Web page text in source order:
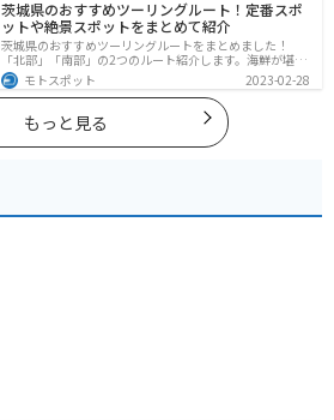
茨城県のおすすめツーリングルート！定番スポ
ットや絶景スポットをまとめて紹介
茨城県のおすすめツーリングルートをまとめました！
「北部」「南部」の2つのルート紹介します。海鮮が堪能
できる港や梅の景勝地、自然豊かな山々があるのでツー
リングにもってこいです。バイクで茨城県にツーリング
に行く際は参考にしてください。
モトスポット 2023-02-28
もっと見る